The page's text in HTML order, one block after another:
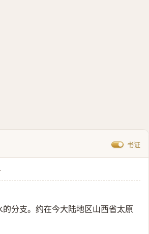
书证
分支。约在今大陆地区山西省太原